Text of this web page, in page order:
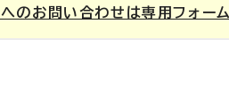
のお問い合わせは専用フォー